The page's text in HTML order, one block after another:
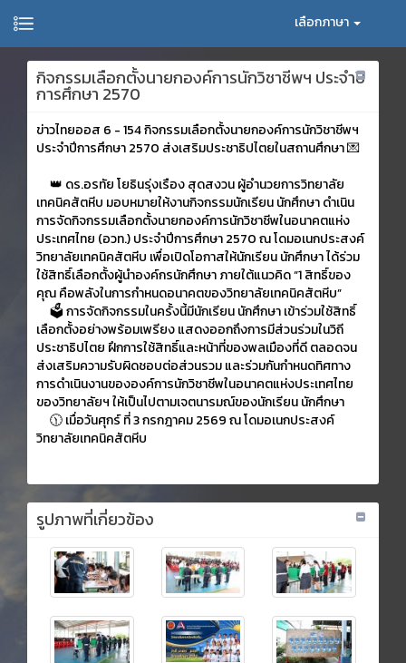
เลือกภาษา
กิจกรรมเลือกตั้งนายกองค์การนักวิชาชีพฯ ประจำปี
การศึกษา 2570
ข่าวไทยออส 6 - 154 กิจกรรมเลือกตั้งนายกองค์การนักวิชาชีพฯ
ประจำปีการศึกษา 2570 ส่งเสริมประชาธิปไตยในสถานศึกษา 💌
👑 ดร.อรทัย โยธินรุ่งเรือง สุดสงวน ผู้อำนวยการวิทยาลัย
เทคนิคสัตหีบ มอบหมายให้งานกิจกรรมนักเรียน นักศึกษา ดำเนิน
การจัดกิจกรรมเลือกตั้งนายกองค์การนักวิชาชีพในอนาคตแห่ง
ประเทศไทย (อวท.) ประจำปีการศึกษา 2570 ณ โดมอเนกประสงค์
วิทยาลัยเทคนิคสัตหีบ เพื่อเปิดโอกาสให้นักเรียน นักศึกษา ได้ร่วม
ใช้สิทธิ์เลือกตั้งผู้นำองค์กรนักศึกษา ภายใต้แนวคิด “1 สิทธิ์ของ
คุณ คือพลังในการกำหนดอนาคตของวิทยาลัยเทคนิคสัตหีบ”
🗳️ การจัดกิจกรรมในครั้งนี้มีนักเรียน นักศึกษา เข้าร่วมใช้สิทธิ์
เลือกตั้งอย่างพร้อมเพรียง แสดงออกถึงการมีส่วนร่วมในวิถี
ประชาธิปไตย ฝึกการใช้สิทธิ์และหน้าที่ของพลเมืองที่ดี ตลอดจน
ส่งเสริมความรับผิดชอบต่อส่วนรวม และร่วมกันกำหนดทิศทาง
การดำเนินงานขององค์การนักวิชาชีพในอนาคตแห่งประเทศไทย
ของวิทยาลัยฯ ให้เป็นไปตามเจตนารมณ์ของนักเรียน นักศึกษา
🕦 เมื่อวันศุกร์ ที่ 3 กรกฎาคม 2569 ณ โดมอเนกประสงค์
วิทยาลัยเทคนิคสัตหีบ
รูปภาพที่เกี่ยวข้อง